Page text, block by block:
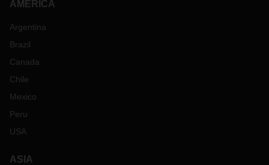
AMERICA
Argentina
Brazil
Canada
Chile
Mexico
Peru
USA
ASIA